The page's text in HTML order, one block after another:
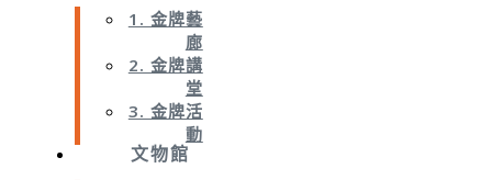
1. 金牌藝
廊
2. 金牌講
堂
3. 金牌活
動
文物館